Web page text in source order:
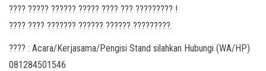
???? ????? ?????? ????? ???? ??? ????????? !
???? ???? ??????? ?????? ?????? ?????????.
???? : Acara/Kerjasama/Pengisi Stand silahkan Hubungi (WA/HP)
081284501546